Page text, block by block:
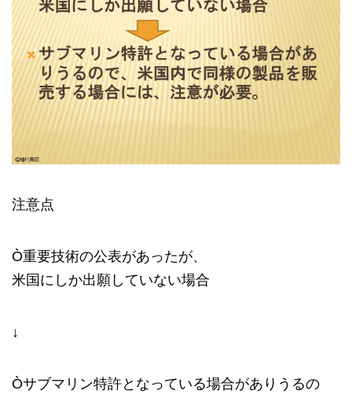
注意点
Ò重要技術の公表があったが、
米国にしか出願していない場合
↓
Òサブマリン特許となっている場合がありうるの